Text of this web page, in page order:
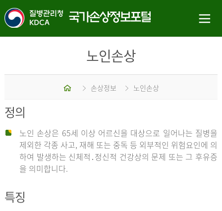
노인손상
홈 손상정보 노인손상
정의
노인 손상은 65세 이상 어르신을 대상으로 일어나는 질병을
제외한 각종 사고, 재해 또는 중독 등 외부적인 위험요인에 의
하여 발생하는 신체적․정신적 건강상의 문제 또는 그 후유증
을 의미합니다.
특징